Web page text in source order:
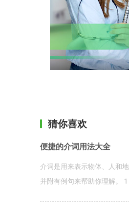
猜你喜欢
便捷的介词用法大全
介词是用来表示物体、人和
并附有例句来帮助你理解。